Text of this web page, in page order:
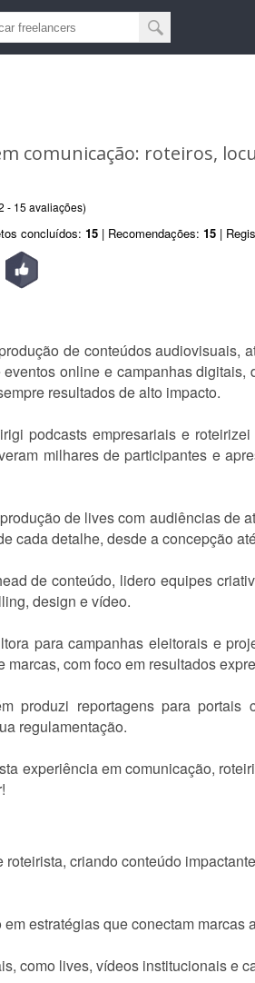
comunicação: roteiros,
- 15 avaliações)
concluídos: 15 | Recomendações: 15 |
de conteúdos audiovisuais,
online e campanhas
resultados de alto impacto.
podcasts empresariais e
milhares de participantes e
de lives com audiências de
cada detalhe, desde a concepção
de conteúdo, lidero equipes
design e vídeo.
para campanhas eleitorais e
com foco em resultados
produzi reportagens para
regulamentação.
experiência em comunicação,
criando conteúdo
estratégias que conectam marcas
como lives, vídeos institucionais e